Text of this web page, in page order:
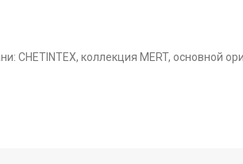
CHETINTEX, коллекция MERT, основной